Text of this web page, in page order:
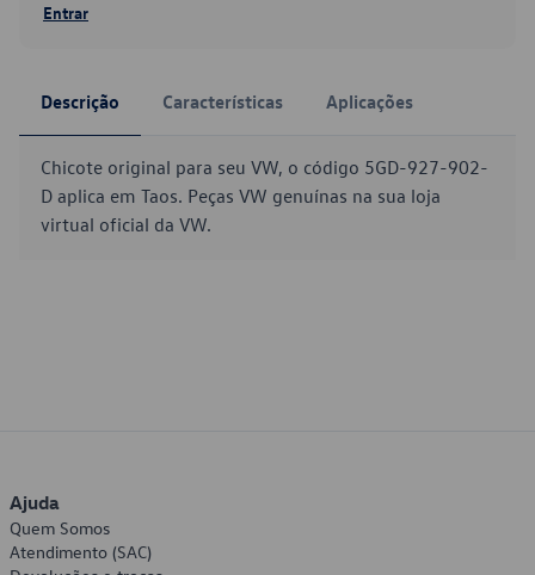
Entrar
Descrição Características Aplicações
Chicote original para seu VW, o código 5GD-927-902-
D aplica em Taos. Peças VW genuínas na sua loja
virtual oficial da VW.
Ajuda
Quem Somos
Atendimento (SAC)